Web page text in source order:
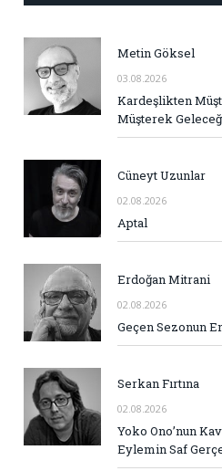
Metin Göksel
03.08.2026
Kardeşlikten
Müşterek
Cüneyt Uzunlar
02.08.2026
Aptal
Erdoğan Mitrani
02.08.2026
Geçen Sezonun
Serkan Fırtına
02.08.2026
Yoko Ono’nun
Eylemin Saf